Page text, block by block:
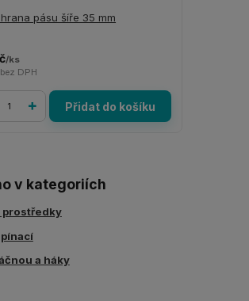
pásu šíře 35 mm
/ks
bez DPH
Přidat do košíku
v kategoriích
prostředky
a háky